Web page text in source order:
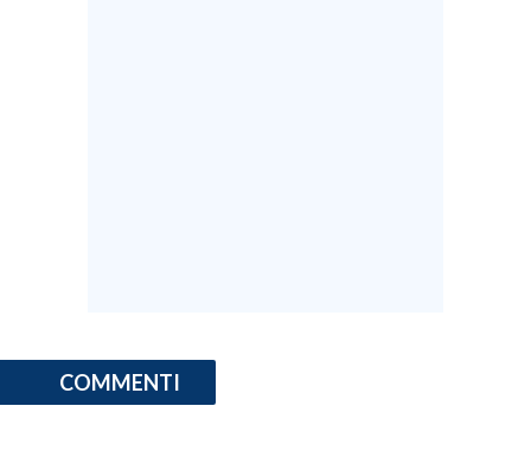
COMMENTI